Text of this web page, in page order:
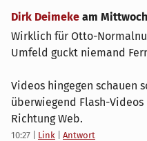
Dirk Deimeke am
Wirklich für Otto-
Umfeld guckt niemand
Videos hingegen schauen
überwiegend Flash-
Richtung Web.
10:27 Link Antwort